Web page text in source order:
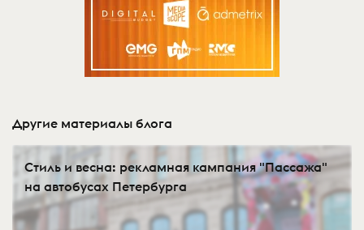
Другие материалы блога
Стиль и весна: рекламная кампания "Пассажа"
на автобусах Петербурга